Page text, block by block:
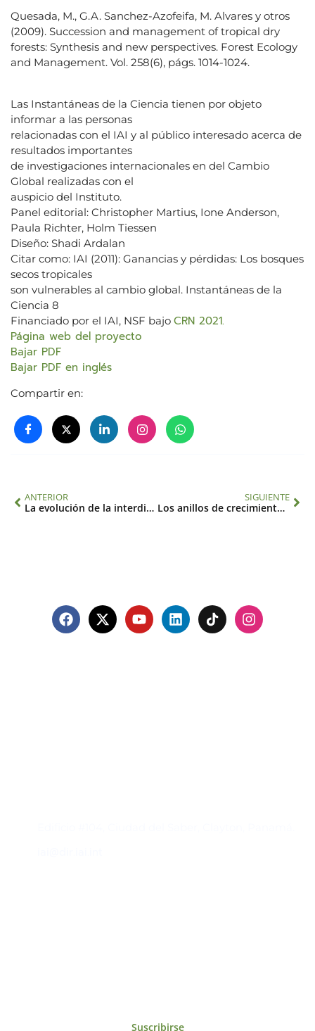
Quesada, M., G.A. Sanchez-Azofeifa, M. Alvares y otros
(2009). Succession and management of tropical dry
forests: Synthesis and new perspectives. Forest Ecology
and Management. Vol. 258(6), págs. 1014-1024.
Las Instantáneas de la Ciencia tienen por objeto
informar a las personas
relacionadas con el IAI y al público interesado acerca de
resultados importantes
de investigaciones internacionales en del Cambio
Global realizadas con el
auspicio del Instituto.
Panel editorial: Christopher Martius, Ione Anderson,
Paula Richter, Holm Tiessen
Diseño: Shadi Ardalan
Citar como: IAI (2011): Ganancias y pérdidas: Los bosques
secos tropicales
son vulnerables al cambio global. Instantáneas de la
Ciencia 8
Financiado por el IAI, NSF bajo CRN 2021.
Página web del proyecto
Bajar PDF
Bajar PDF en inglés
Compartir en:
ANTERIOR
La evolución de la interdisciplinariedad a lo largo de 20 años de investigación del cambio global en el IAI
SIGUIENTE
Los anillos de crecimiento de árboles relacionan sequías con conflictos sociales
Suscribirse